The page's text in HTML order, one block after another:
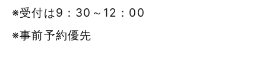
※受付は9：30～12：00
※事前予約優先